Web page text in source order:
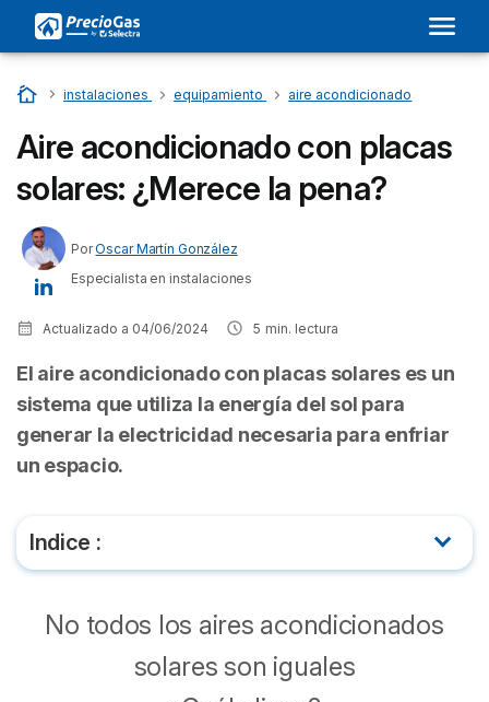
Inicio
…
instalaciones …
equipamiento …
aire acondicionado
Aire acondicionado con placas
solares: ¿Merece la pena?
PorOscar Martín González
Especialista en instalaciones
Actualizado a 04/06/2024 5 min. lectura
El aire acondicionado con placas solares es un
sistema que utiliza la energía del sol para
generar la electricidad necesaria para enfriar
un espacio.
Indice :
No todos los aires acondicionados
solares son iguales